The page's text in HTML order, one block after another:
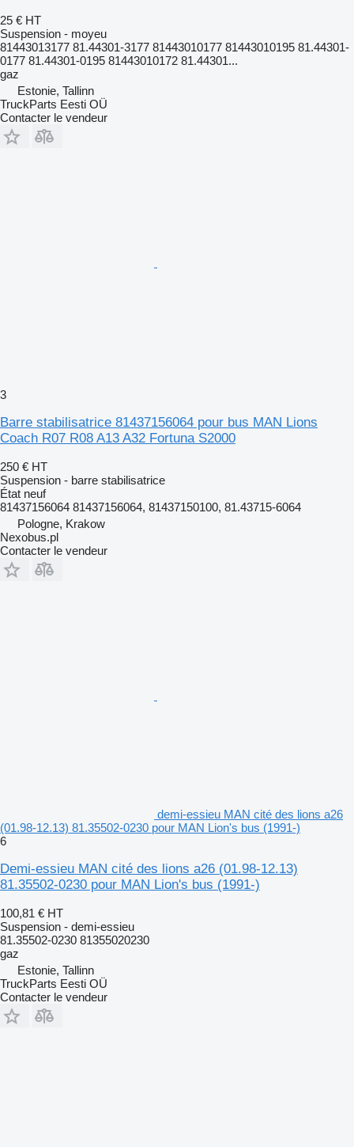
25 € HT
Suspension - moyeu
81443013177 81.44301-3177 81443010177 81443010195 81.44301-
0177 81.44301-0195 81443010172 81.44301...
gaz
Estonie, Tallinn
TruckParts Eesti OÜ
Contacter le vendeur
3
Barre stabilisatrice 81437156064 pour bus MAN Lions
Coach R07 R08 A13 A32 Fortuna S2000
250 € HT
Suspension - barre stabilisatrice
État neuf
81437156064 81437156064, 81437150100, 81.43715-6064
Pologne, Krakow
Nexobus.pl
Contacter le vendeur
demi-essieu MAN cité des lions a26
(01.98-12.13) 81.35502-0230 pour MAN Lion's bus (1991-)
6
Demi-essieu MAN cité des lions a26 (01.98-12.13)
81.35502-0230 pour MAN Lion's bus (1991-)
100,81 € HT
Suspension - demi-essieu
81.35502-0230 81355020230
gaz
Estonie, Tallinn
TruckParts Eesti OÜ
Contacter le vendeur